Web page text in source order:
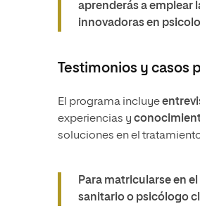
aprenderás a emplear
innovadoras en
Testimonios y casos
El programa incluye
experiencias y
soluciones en el
Para matricularse en
sanitario o psicólogo